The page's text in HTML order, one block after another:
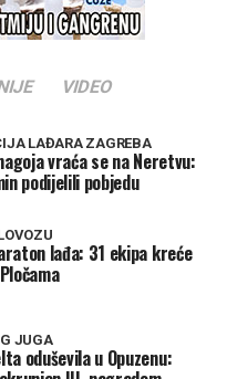
VIDEO
LAĐARA ZAGREBA
vraća se na Neretvu:
podijelili pobjedu
lađa: 31 ekipa kreće
JUGA
oduševila u Opuzenu: